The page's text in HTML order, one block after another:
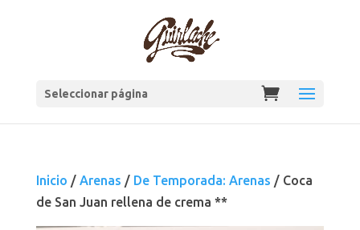
Seleccionar página
Inicio / Arenas / De Temporada: Arenas / Coca
de San Juan rellena de crema **